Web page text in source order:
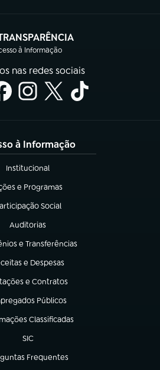
à Informação
(abre em nova aba)
nas redes sociais
à Informação
Institucional
(abre em nova aba)
e Programas
em nova aba)
Social
em nova aba)
Auditorias
(abre em nova aba)
e Transferências
nova aba)
e Despesas
em nova aba)
e Contratos
em nova aba)
Públicos
em nova aba)
Classificadas
em nova aba)
SIC
(abre em nova aba)
Frequentes
em nova aba)